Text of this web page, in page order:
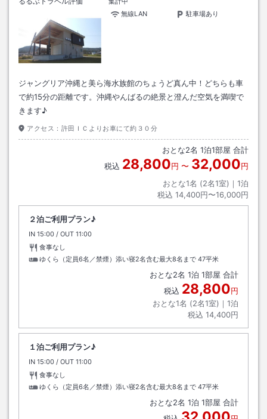
無線LAN
駐車場あり
ジャングリア沖縄と美ら海水族館のちょうど真ん中！どちらも車
で約15分の距離です。沖縄やんばるの絶景と澄んだ空気を満喫で
きます♪
アクセス： 許田ＩＣよりお車にて約３０分
おとな2名 1泊1部屋 合計
税込 28,800円 〜 32,000円
おとな1名 (2名1室)｜ 1泊
税込 14,400円〜16,000円
２泊ご利用プラン♪
IN チェックイン
15:00 / OUT チェックアウト
11:00
食事なし
ゆくら（定員6名／禁煙）添い寝2名含む最大8名まで 47平米
おとな2名 1泊 1部屋 合計
税込 28,800円
おとな1名 (2名1室)｜ 1泊
税込 14,400円
１泊ご利用プラン♪
IN チェックイン
15:00 / OUT チェックアウト
11:00
食事なし
ゆくら（定員6名／禁煙）添い寝2名含む最大8名まで 47平米
おとな2名 1泊 1部屋 合計